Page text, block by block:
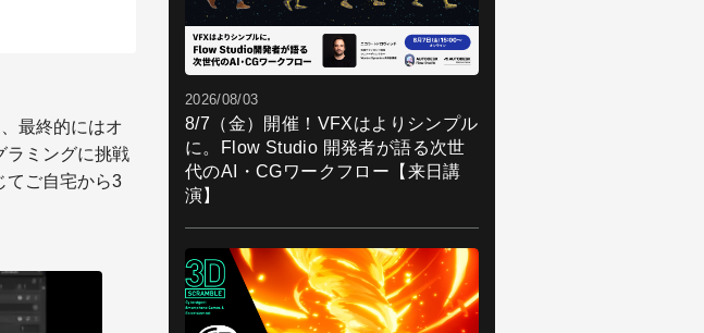
最終的にはオ
ラミングに挑戦
てご自宅から3
2026/08/03
8/7（金）開催！VFXはよりシンプル
に。Flow Studio 開発者が語る次世
代のAI・CGワークフロー【来日講
演】